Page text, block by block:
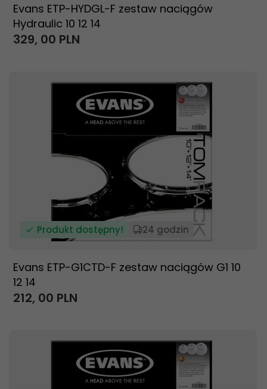
Evans ETP-HYDGL-F zestaw naciągów
Hydraulic 10 12 14
329, 00 PLN
Produkt dostępny! 24 godzin
Evans ETP-G1CTD-F zestaw naciągów G1 10
12 14
212, 00 PLN